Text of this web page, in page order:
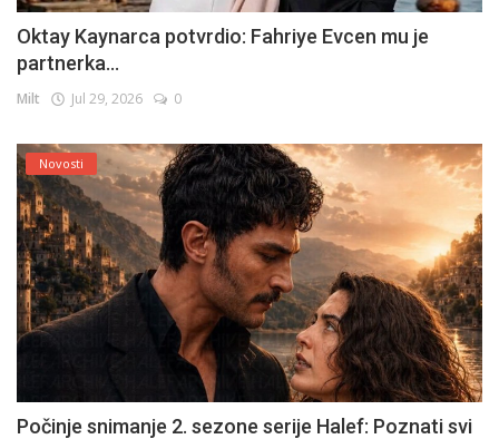
Oktay Kaynarca potvrdio: Fahriye Evcen mu je
partnerka...
Milt Jul 29, 2026 0
Novosti
Počinje snimanje 2. sezone serije Halef: Poznati svi